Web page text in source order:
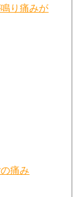
り痛みが
痛み